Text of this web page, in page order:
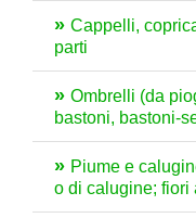
Cappelli,
parti
Ombrelli (da
bastoni, bastoni-
Piume e
o di calugine; fiori